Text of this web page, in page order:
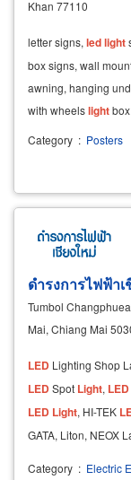
Khan 77110
letter signs, ledlight
box signs, wall
awning, hanging
with wheelslight
menu
box,
engraved sign and
Category : Posters
ดำรงการไฟฟ้า
Tumbol
Mai, Chiang Mai
LED Lighting Shop
LEDSpot Light, LED
LED Light, HI-TEK
GATA, Liton, NEOX
Category : Electric